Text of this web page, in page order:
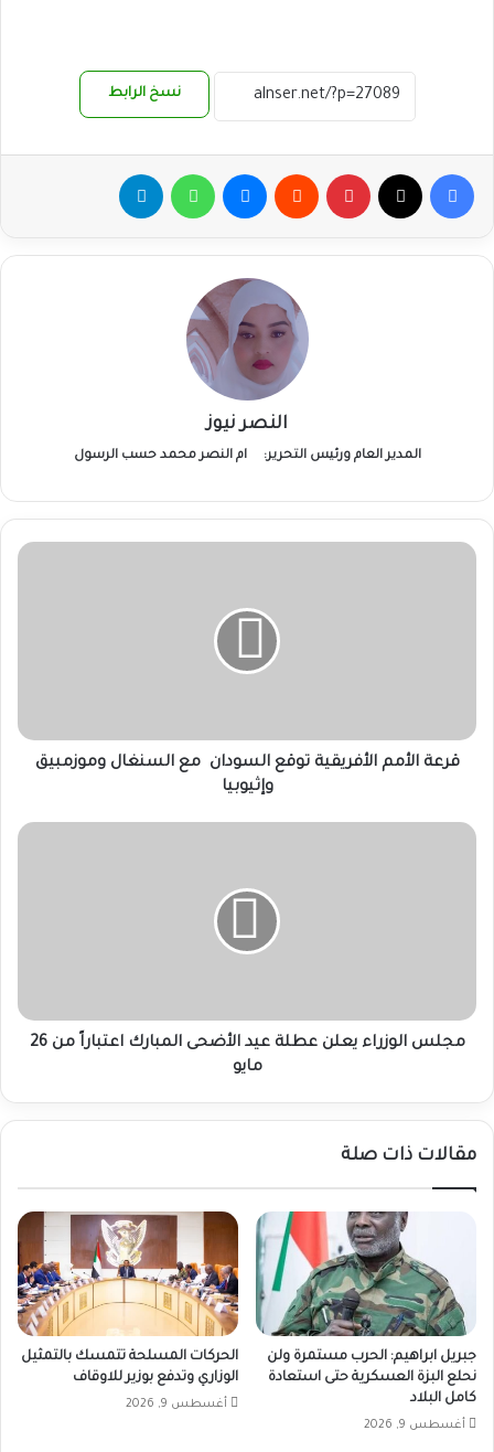
نسخ الرابط
فيسبوك بينتيريست ماسنجر واتساب
النصر نيوز
المدير العام ورئيس التحرير: ام النصر محمد حسب الرسول
قرعة
وإثيوبيا
قرعة الأمم الأفريقية توقع السودان مع السنغال وموزمبيق
وإثيوبيا
مجلس
من
26
مجلس الوزراء يعلن عطلة عيد الأضحى المبارك اعتباراً من 26
مايو
مقالات ذات صلة
جبريل ابراهيم: الحرب مستمرة ولن
نحلع البزة العسكرية حتى استعادة
كامل البلاد
أغسطس 9, 2026
الحركات المسلحة تتمسك بالتمثيل
الوزاري وتدفع بوزير للاوقاف
أغسطس 9, 2026